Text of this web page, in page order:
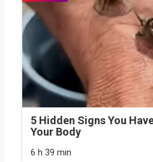
5 Hidden Signs You
Your Body
6 h 39 min